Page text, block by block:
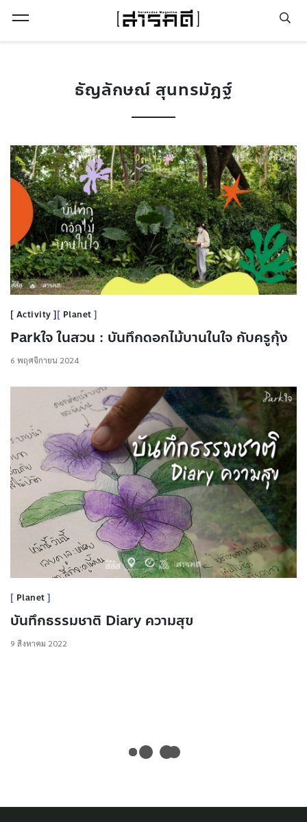
ธัญลักษณ์ สุนทรมัฎฐ์
Activity Planet
Parkใจ ในสวน : บันทึกดอกไม้บานในใจ กับครูกุ้ง
6 พฤศจิกายน 2024
Planet
บันทึกธรรมชาติ Diary ความสุข
9 สิงหาคม 2022